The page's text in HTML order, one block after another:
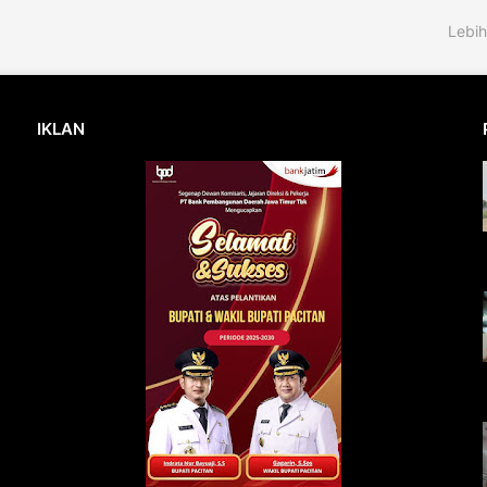
IKLAN